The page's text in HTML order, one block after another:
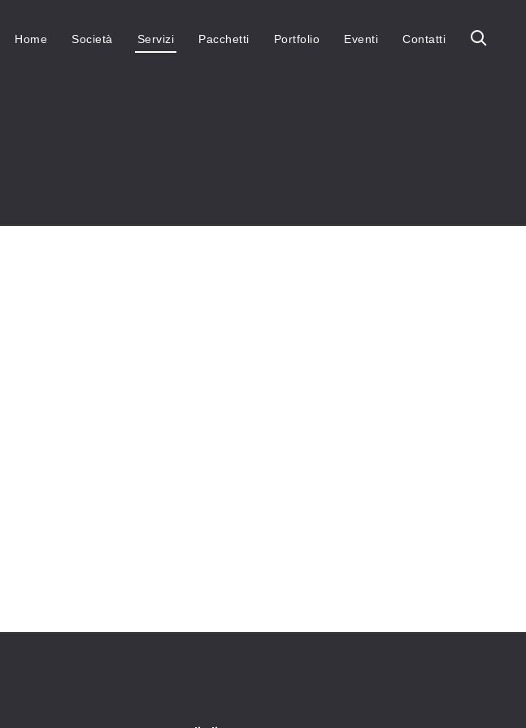
Home Società Servizi Pacchetti Portfolio Eventi Contatti